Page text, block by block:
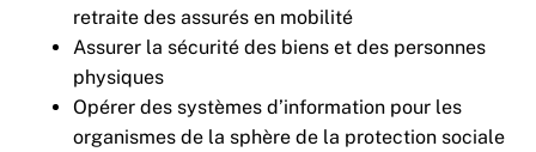
retraite des assurés en mobilité
Assurer la sécurité des biens et des personnes
physiques
Opérer des systèmes d’information pour les
organismes de la sphère de la protection sociale